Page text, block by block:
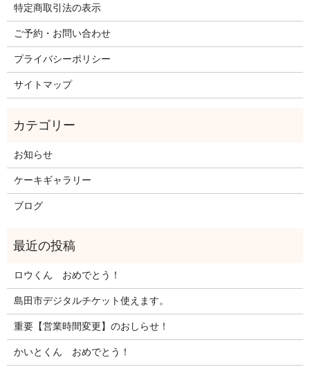
特定商取引法の表示
ご予約・お問い合わせ
プライバシーポリシー
サイトマップ
お知らせ
ケーキギャラリー
ブログ
ロウくん おめでとう！
島田市デジタルチケット使えます。
重要【営業時間変更】のおしらせ！
かいとくん おめでとう！